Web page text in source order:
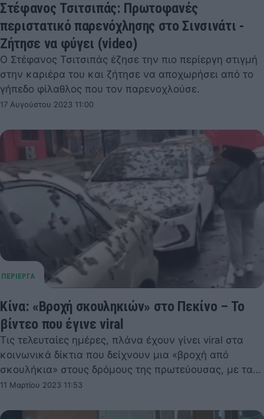
Στέφανος Τσιτσιπάς: Πρωτοφανές
περιστατικό παρενόχλησης στο Σινσινάτι -
Ζήτησε να φύγει (video)
Ο Στέφανος Τσιτσιπάς έζησε την πιο περίεργη στιγμή
στην καριέρα του και ζήτησε να αποχωρήσει από το
γήπεδο φίλαθλος που τον παρενοχλούσε.
17 Αυγούστου 2023 11:00
Κίνα: «Βροχή σκουληκιών» στο Πεκίνο – Το
βίντεο που έγινε viral
Τις τελευταίες ημέρες, πλάνα έχουν γίνει viral στα
κοινωνικά δίκτια που δείχνουν μια «βροχή από
σκουλήκια» στους δρόμους της πρωτεύουσας, με τα…
11 Μαρτίου 2023 11:53